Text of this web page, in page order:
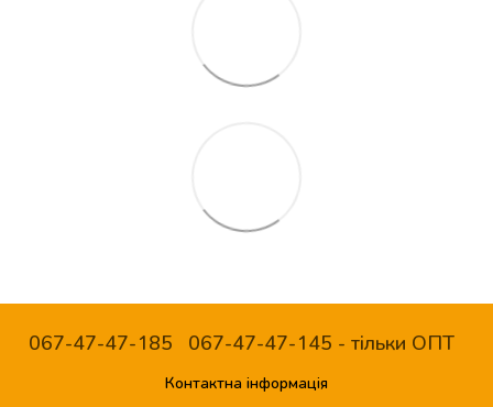
067-47-47-185 067-47-47-145 - тільки ОПТ
Контактна інформація